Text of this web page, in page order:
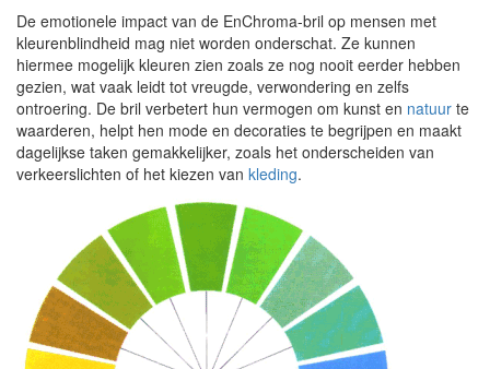
De emotionele impact van de EnChroma-bril op mensen met
kleurenblindheid mag niet worden onderschat. Ze kunnen
hiermee mogelijk kleuren zien zoals ze nog nooit eerder hebben
gezien, wat vaak leidt tot vreugde, verwondering en zelfs
ontroering. De bril verbetert hun vermogen om kunst en natuur te
waarderen, helpt hen mode en decoraties te begrijpen en maakt
dagelijkse taken gemakkelijker, zoals het onderscheiden van
verkeerslichten of het kiezen van kleding.